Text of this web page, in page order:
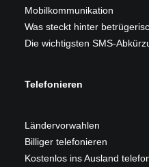
Mobilkommunikation
Was steckt hinter
Die wichtigsten SMS-
Telefonieren
Ländervorwahlen
Billiger telefonieren
Kostenlos ins Ausland